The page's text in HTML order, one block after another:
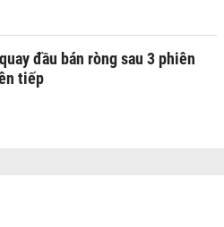
đầu bán ròng sau 3 phiên
tiếp